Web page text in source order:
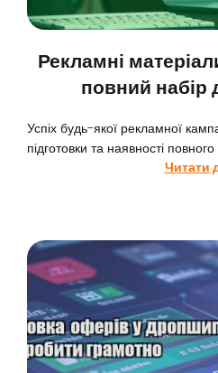
Рекламні
повний набір
Успіх будь-якої рекламної
підготовки та наявності
Читати